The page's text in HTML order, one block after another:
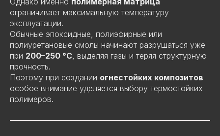
ограничивает максимальную температуру
эксплуатации.
Обычные эпоксидные, полиэфирные или
полиуретановые смолы начинают разрушаться уже
при 200–250 °C , выделяя газы и теряя структурную
прочность.
Поэтому при создании огнестойких композитов
особое внимание уделяется выбору термостойких
полимеров.